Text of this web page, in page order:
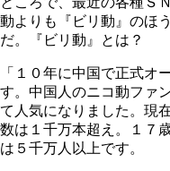
動よりも『ビリ動』のほ
だ。『ビリ動』とは？
「１０年に中国で正式オ
す。中国人のニコ動ファ
て人気になりました。現
数は１千万本超え。１７
は５千万人以上です。